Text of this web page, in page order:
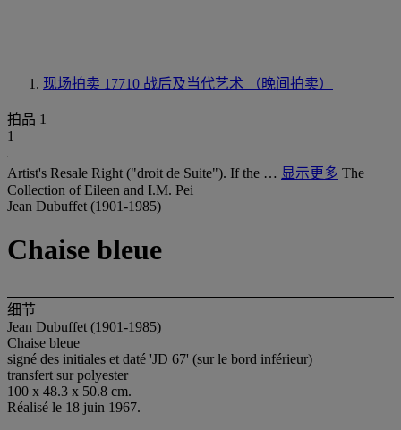
现场拍卖 17710 战后及当代艺术 （晚间拍卖）
拍品 1
1
Artist's Resale Right ("droit de Suite"). If the … 显示更多 The
Collection of Eileen and I.M. Pei
Jean Dubuffet (1901-1985)
Chaise bleue
细节
Jean Dubuffet (1901-1985)
Chaise bleue
signé des initiales et daté 'JD 67' (sur le bord inférieur)
transfert sur polyester
100 x 48.3 x 50.8 cm.
Réalisé le 18 juin 1967.